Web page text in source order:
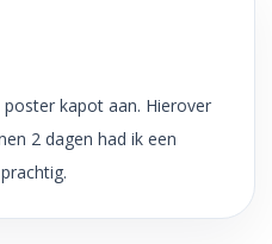
kapot aan. Hierover
2 dagen had ik een